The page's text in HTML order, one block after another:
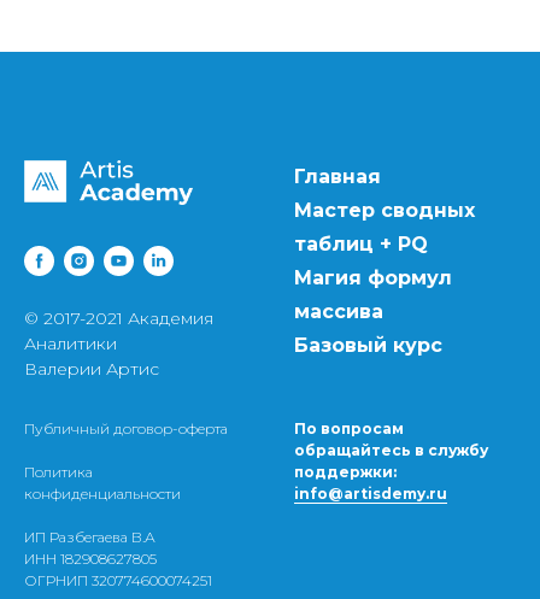
© 2017-2021 Академия
Аналитики
Валерии Артис
Главная
Мастер сводных
таблиц + PQ
Магия формул
массива
Базовый курс
Публичный договор-оферта
Политика
конфиденциальности
ИП Разбегаева В.А
ИНН 182908627805
ОГРНИП 320774600074251
По вопросам
обращайтесь в службу
поддержки:
info@artisdemy.ru